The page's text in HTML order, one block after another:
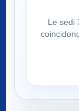
Le sedi